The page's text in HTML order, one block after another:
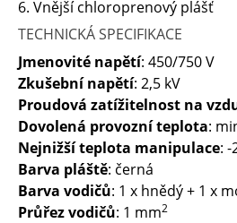
6. Vnější chloroprenový plášť
TECHNICKÁ SPECIFIKACE
Jmenovité napětí: 450/750 V
Zkušební napětí: 2,5 kV
Proudová zatížitelnost na
Dovolená provozní teplota:
Nejnižší teplota manipulace: -
Barva pláště: černá
Barva vodičů: 1 x hnědý + 1 x
Průřez vodičů: 1 mm2